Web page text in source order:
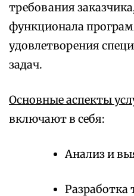
требования
функционала
удовлетворения
задач.
Основные аспекты
включают в себя:
Анализ и
Разработка